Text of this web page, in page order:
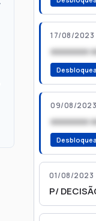
17/08/2023
xxxxxxxx
09/08/2023
xxxxxxxx
01/08/2023
P/